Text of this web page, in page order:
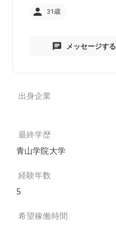
31歳
メッセージする
出身企業
最終学歴
青山学院大学
経験年数
5
希望稼働時間